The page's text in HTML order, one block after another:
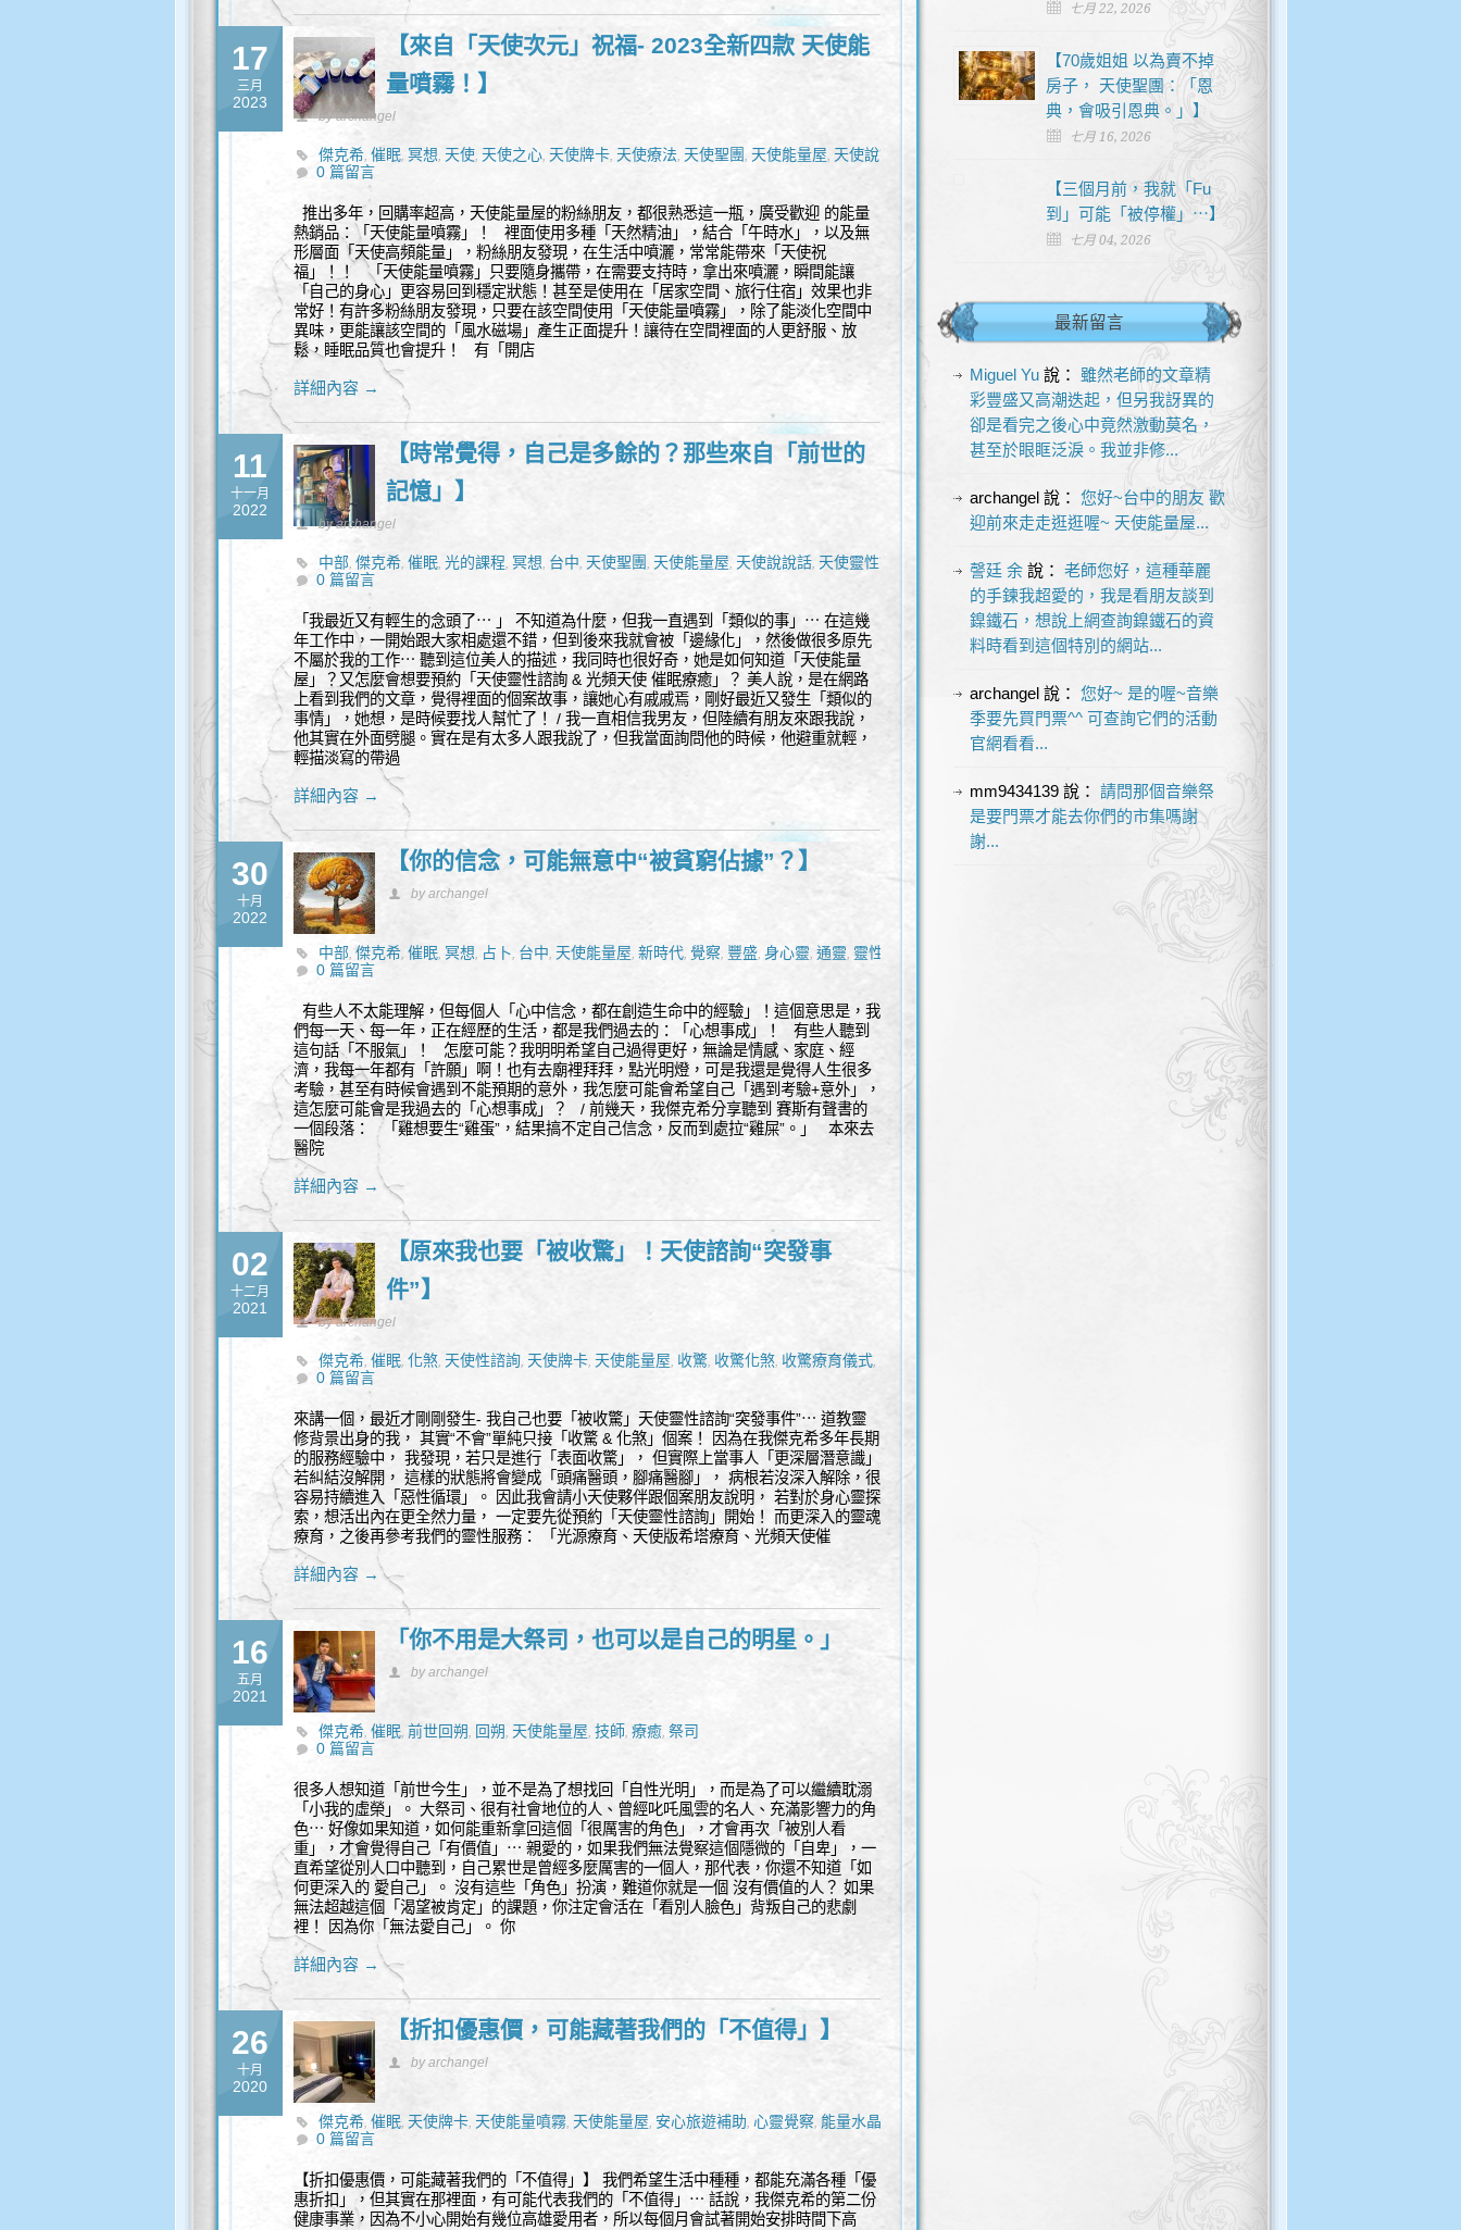
17
三月
2023
【來自「天使次元」祝福- 2023全新四款 天使能
量噴霧！】
by archangel
傑克希, 催眠, 冥想, 天使, 天使之心, 天使牌卡, 天使療法, 天使聖團, 天使能量屋, 天使說說
話,天使靈性諮詢
0 篇留言
推出多年，回購率超高，天使能量屋的粉絲朋友，都很熟悉這一瓶，廣受歡迎 的能量
熱銷品：「天使能量噴霧」！ 裡面使用多種「天然精油」，結合「午時水」，以及無
形層面「天使高頻能量」，粉絲朋友發現，在生活中噴灑，常常能帶來「天使祝
福」！！ 「天使能量噴霧」只要隨身攜帶，在需要支持時，拿出來噴灑，瞬間能讓
「自己的身心」更容易回到穩定狀態！甚至是使用在「居家空間、旅行住宿」效果也非
常好！有許多粉絲朋友發現，只要在該空間使用「天使能量噴霧」，除了能淡化空間中
異味，更能讓該空間的「風水磁場」產生正面提升！讓待在空間裡面的人更舒服、放
鬆，睡眠品質也會提升！ 有「開店
詳細內容 →
11
十一月
2022
【時常覺得，自己是多餘的？那些來自「前世的
記憶」】
by archangel
中部, 傑克希, 催眠, 光的課程, 冥想, 台中, 天使聖團, 天使能量屋, 天使說說話, 天使靈性諮
詢,奇蹟課程
0 篇留言
「我最近又有輕生的念頭了⋯ 」 不知道為什麼，但我一直遇到「類似的事」⋯ 在這幾
年工作中，一開始跟大家相處還不錯，但到後來我就會被「邊緣化」，然後做很多原先
不屬於我的工作⋯ 聽到這位美人的描述，我同時也很好奇，她是如何知道「天使能量
屋」？又怎麼會想要預約「天使靈性諮詢 & 光頻天使 催眠療癒」？ 美人說，是在網路
上看到我們的文章，覺得裡面的個案故事，讓她心有戚戚焉，剛好最近又發生「類似的
事情」，她想，是時候要找人幫忙了！ / 我一直相信我男友，但陸續有朋友來跟我說，
他其實在外面劈腿。實在是有太多人跟我說了，但我當面詢問他的時候，他避重就輕，
輕描淡寫的帶過
詳細內容 →
30
十月
2022
【你的信念，可能無意中“被貧窮佔據”？】
by archangel
中部, 傑克希, 催眠, 冥想, 占卜, 台中, 天使能量屋, 新時代, 覺察, 豐盛, 身心靈, 通靈, 靈性諮
商,靈性諮詢
0 篇留言
有些人不太能理解，但每個人「心中信念，都在創造生命中的經驗」！這個意思是，我
們每一天、每一年，正在經歷的生活，都是我們過去的：「心想事成」！ 有些人聽到
這句話「不服氣」！ 怎麼可能？我明明希望自己過得更好，無論是情感、家庭、經
濟，我每一年都有「許願」啊！也有去廟裡拜拜，點光明燈，可是我還是覺得人生很多
考驗，甚至有時候會遇到不能預期的意外，我怎麼可能會希望自己「遇到考驗+意外」，
這怎麼可能會是我過去的「心想事成」？ / 前幾天，我傑克希分享聽到 賽斯有聲書的
一個段落： 「雞想要生“雞蛋”，結果搞不定自己信念，反而到處拉“雞屎”。」 本來去
醫院
詳細內容 →
02
十二月
2021
【原來我也要「被收驚」！天使諮詢“突發事
件”】
by archangel
傑克希, 催眠, 化煞, 天使性諮詢, 天使牌卡, 天使能量屋, 收驚, 收驚化煞, 收驚療育儀式,
量轉化,集體意識
0 篇留言
來講一個，最近才剛剛發生- 我自己也要「被收驚」天使靈性諮詢“突發事件”⋯ 道教靈
修背景出身的我， 其實“不會”單純只接「收驚 & 化煞」個案！ 因為在我傑克希多年長期
的服務經驗中， 我發現，若只是進行「表面收驚」， 但實際上當事人「更深層潛意識」
若糾結沒解開， 這樣的狀態將會變成「頭痛醫頭，腳痛醫腳」， 病根若沒深入解除，很
容易持續進入「惡性循環」。 因此我會請小天使夥伴跟個案朋友說明， 若對於身心靈探
索，想活出內在更全然力量， 一定要先從預約「天使靈性諮詢」開始！ 而更深入的靈魂
療育，之後再參考我們的靈性服務： 「光源療育、天使版希塔療育、光頻天使催
詳細內容 →
16
五月
2021
「你不用是大祭司，也可以是自己的明星。」
by archangel
傑克希, 催眠, 前世回朔, 回朔, 天使能量屋, 技師, 療癒, 祭司
0 篇留言
很多人想知道「前世今生」，並不是為了想找回「自性光明」，而是為了可以繼續耽溺
「小我的虛榮」。 大祭司、很有社會地位的人、曾經叱吒風雲的名人、充滿影響力的角
色⋯ 好像如果知道，如何能重新拿回這個「很厲害的角色」，才會再次「被別人看
重」，才會覺得自己「有價值」⋯ 親愛的，如果我們無法覺察這個隱微的「自卑」，一
直希望從別人口中聽到，自己累世是曾經多麼厲害的一個人，那代表，你還不知道「如
何更深入的 愛自己」。 沒有這些「角色」扮演，難道你就是一個 沒有價值的人？ 如果
無法超越這個「渴望被肯定」的課題，你注定會活在「看別人臉色」背叛自己的悲劇
裡！ 因為你「無法愛自己」。 你
詳細內容 →
26
十月
2020
【折扣優惠價，可能藏著我們的「不值得」】
by archangel
傑克希, 催眠, 天使牌卡, 天使能量噴霧, 天使能量屋, 安心旅遊補助, 心靈覺察, 能量水晶飾
品,覺察,
0 篇留言
【折扣優惠價，可能藏著我們的「不值得」】 我們希望生活中種種，都能充滿各種「優
惠折扣」，但其實在那裡面，有可能代表我們的「不值得」⋯ 話說，我傑克希的第二份
健康事業，因為不小心開始有幾位高雄愛用者，所以每個月會試著開始安排時間下高
七月 22, 2026
【70歲姐姐 以為賣不掉
房子， 天使聖團：「恩
典，會吸引恩典。」】
七月 16, 2026
【三個月前，我就「Fu
到」可能「被停權」⋯】
七月 04, 2026
最新留言
Miguel Yu說： 雖然老師的文章精
彩豐盛又高潮迭起，但另我訝異的
卻是看完之後心中竟然激動莫名，
甚至於眼眶泛淚。我並非修...
archangel說： 您好~台中的朋友 歡
迎前來走走逛逛喔~ 天使能量屋...
謦廷 余說： 老師您好，這種華麗
的手鍊我超愛的，我是看朋友談到
鎳鐵石，想說上網查詢鎳鐵石的資
料時看到這個特別的網站...
archangel說： 您好~ 是的喔~音樂
季要先買門票^^ 可查詢它們的活動
官網看看...
mm9434139說： 請問那個音樂祭
是要門票才能去你們的市集嗎謝
謝...